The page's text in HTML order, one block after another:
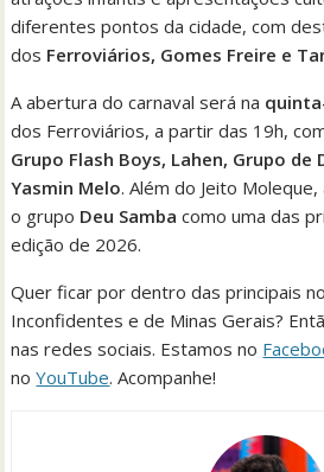
diferentes pontos da cidade, com
dos Ferroviários, Gomes Freire e
A abertura do carnaval será na
dos Ferroviários, a partir das 19h,
Grupo Flash Boys, Lahen, Grupo de
Yasmin Melo. Além do Jeito
o grupo Deu Samba como uma das
edição de 2026.
Quer ficar por dentro das principais
Inconfidentes e de Minas Gerais?
nas redes sociais. Estamos no
noYouTube. Acompanhe!